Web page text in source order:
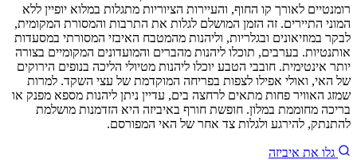
רומנטיים לאורך קו החוף, והעיירות הציוריות מתגלות במלוא יופיין ללא
המוני התיירים. זה הזמן המושלם לגלות את התרבות והמסורת המקומית,
לבקר במוזיאונים ובגלריות, וליהנות מהמטבח האיבזי המסורתי במסעדות
אותנטיות. בערבים, תוכלו ליהנות מהברים והמועדונים המקומיים בצורה
יותר אינטימית. חובבי הטבע יוכלו ליהנות מטיולי הליכה בנופים הירוקים
של האי, ואולי אפילו לצפות בפריחה המוקדמת של עצי השקד. למרות
שמזג האוויר פחות מתאים לרחצה בים, עדיין ניתן ליהנות מספא מפנק או
בריכה מחוממת במלון. חופשת חורף באיביזה היא הזדמנות מושלמת
להתנתק, להירגע ולגלות צד אחר של האי המפורסם.
גלו את איביזה